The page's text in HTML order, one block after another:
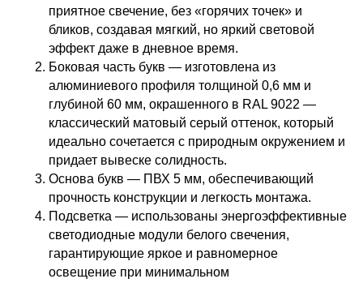
приятное свечение, без «горячих точек» и
бликов, создавая мягкий, но яркий световой
эффект даже в дневное время.
Боковая часть букв — изготовлена из
алюминиевого профиля толщиной 0,6 мм и
глубиной 60 мм, окрашенного в RAL 9022 —
классический матовый серый оттенок, который
идеально сочетается с природным окружением и
придает вывеске солидность.
Основа букв — ПВХ 5 мм, обеспечивающий
прочность конструкции и легкость монтажа.
Подсветка — использованы энергоэффективные
светодиодные модули белого свечения,
гарантирующие яркое и равномерное
освещение при минимальном